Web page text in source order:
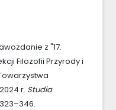
z "17.
Filozofii Przyrody i
r. Studia